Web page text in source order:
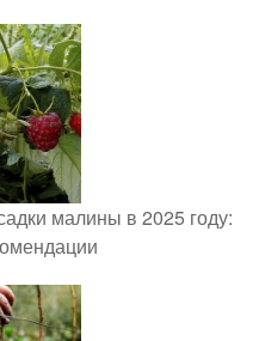
малины в 2025 году: